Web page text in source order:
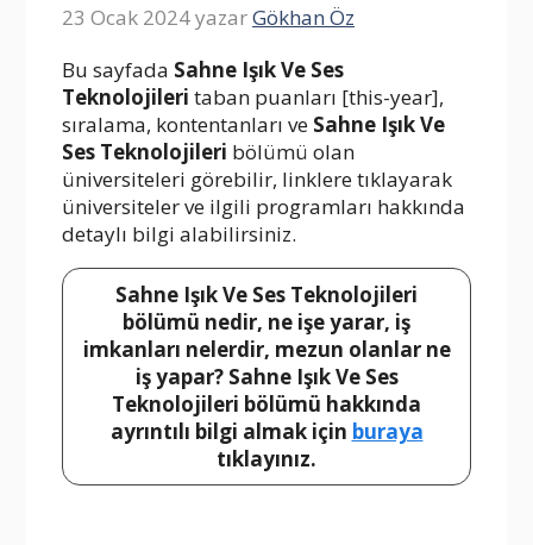
23 Ocak 2024yazarGökhan Öz
Bu sayfada Sahne Işık Ve Ses
Teknolojileri taban puanları [this-year],
sıralama, kontentanları ve Sahne Işık Ve
Ses Teknolojileri bölümü olan
üniversiteleri görebilir, linklere tıklayarak
üniversiteler ve ilgili programları hakkında
detaylı bilgi alabilirsiniz.
Sahne Işık Ve Ses Teknolojileri
bölümü nedir, ne işe yarar, iş
imkanları nelerdir, mezun olanlar ne
iş yapar? Sahne Işık Ve Ses
Teknolojileri bölümü hakkında
ayrıntılı bilgi almak için buraya
tıklayınız.